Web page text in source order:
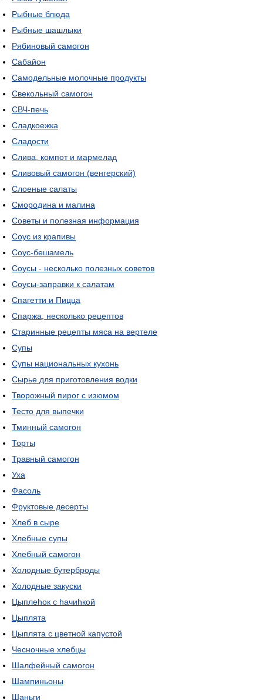
Рыбные блюда
Рыбные шашлыки
Рябиновый самогон
Сабайон
Самодельные молочные продукты
Свекольный самогон
СВЧ-печь
Сладкоежка
Сладости
Слива, компот и мармелад
Сливовый самогон (венгерский)
Слоеные салаты
Смородина и малина
Советы и полезная информация
Соус из крапивы
Соус-бешамель
Соусы - несколько полезных советов
Соусы-заправки к салатам
Спагетти и Пицца
Спаржа, несколько рецептов
Старинные рецепты мяса на вертеле
Супы
Супы национальных кухонь
Сырье для приготовления водки
Творожный пирог с изюмом
Тесто для выпечки
Тминный самогон
Торты
Травный самогон
Уха
Фасоль
Фруктовые десерты
Хлеб в сыре
Хлебные супы
Хлебный самогон
Холодные бутерброды
Холодные закуски
Цыплеhок с hачиhкой
Цыплята
Цыплята с цветной капустой
Чесночные хлебцы
Шалфейный самогон
Шампиньоны
Шаньги